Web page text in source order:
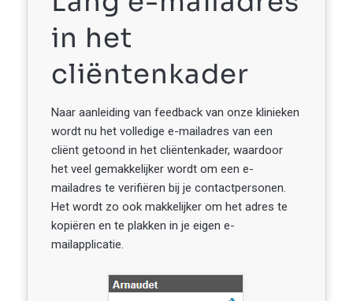
in het
cliëntenkader
Naar aanleiding van feedback van onze klinieken
wordt nu het volledige e-mailadres van een
cliënt getoond in het cliëntenkader, waardoor
het veel gemakkelijker wordt om een e-
mailadres te verifiëren bij je contactpersonen.
Het wordt zo ook makkelijker om het adres te
kopiëren en te plakken in je eigen e-
mailapplicatie.